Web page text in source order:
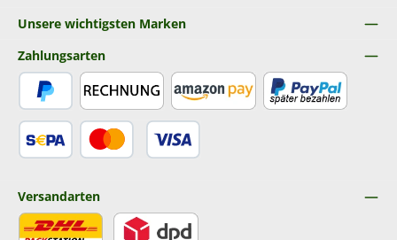
Unsere wichtigsten Marken
Zahlungsarten
Versandarten